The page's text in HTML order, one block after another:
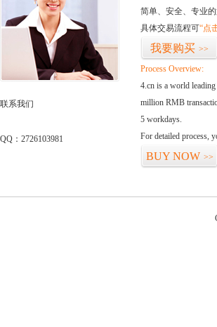
联系我们
QQ：2726103981
简单、安全、专业
具体交易流程可“点
我要购买 >>
Process Overview:
4.cn is a world
million RMB
5 workdays.
For detailed process,
BUY NOW >>